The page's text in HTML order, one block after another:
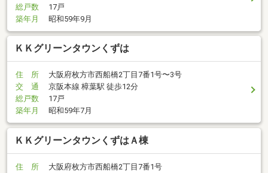
総戸数
17戸
築年月
昭和59年9月
ＫＫグリーンタウンくずは
住 所
大阪府枚方市西船橋2丁目7番1号〜3号
交 通
京阪本線 樟葉駅 徒歩12分
総戸数
17戸
築年月
昭和59年7月
ＫＫグリーンタウンくずはＡ棟
住 所
大阪府枚方市西船橋2丁目7番1号